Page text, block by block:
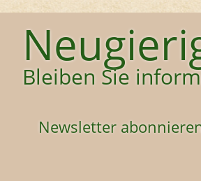
Bleiben Sie
Newsletter